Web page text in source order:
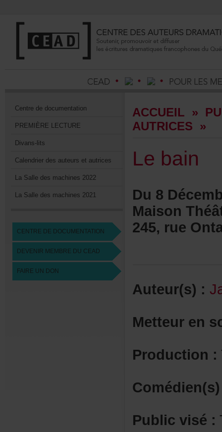
Centrededocumentation
PREMIÈRELECTURE
Divans-lits
Calendrierdesauteursetautrices
LaSalledesmachines2022
LaSalledesmachines2021
CENTREDEDOCUMENTATION
DEVENIRMEMBREDUCEAD
FAIREUNDON
ACCUEIL »
AUTRICES »
Lebain
Auteur(s):
Production:
Publicvisé: